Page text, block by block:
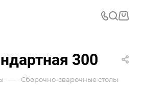
300
— Сборочно-сварочные столы